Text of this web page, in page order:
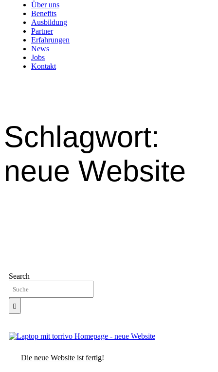
Über uns
Benefits
Ausbildung
Partner
Erfahrungen
News
Jobs
Kontakt
Schlagwort:
neue Website
Search
Die neue Website ist fertig!